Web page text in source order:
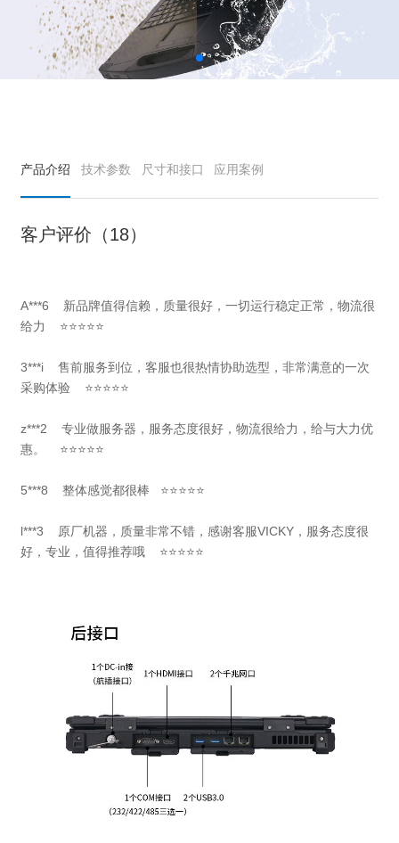
产品介绍 技术参数 尺寸和接口 应用案例
客户评价（18）
A***6 新品牌值得信赖，质量很好，一切运行稳定正常，物流很
给力
⭐⭐⭐⭐⭐
3***i 售前服务到位，客服也很热情协助选型，非常满意的一次
采购体验 ⭐⭐⭐⭐⭐
z***2 专业做服务器，服务态度很好，物流很给力，给与大力优
惠。 ⭐⭐⭐⭐⭐
5***8 整体感觉都很棒 ⭐⭐⭐⭐⭐
l***3
原厂机器，质量非常不错，感谢客服VICKY，服务态度很
好，专业，值得推荐哦 ⭐⭐⭐⭐⭐